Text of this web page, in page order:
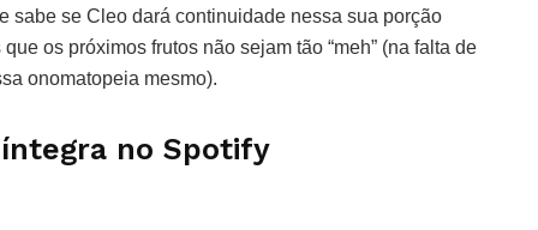
sabe se Cleo dará continuidade nessa sua porção
os próximos frutos não sejam tão “meh” (na falta de
onomatopeia mesmo).
íntegra no Spotify